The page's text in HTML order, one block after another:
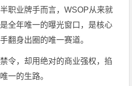
职业牌手而言，WSOP从来就
全年唯一的曝光窗口，是核心
翻身出圈的唯一赛道。
令，却用绝对的商业强权，掐
一的生路。